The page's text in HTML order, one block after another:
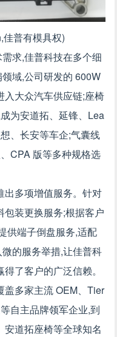
普有模具权)
求,佳普科技在多个细
域,公司研发的 600W
入大众汽车供应链;座椅
为安道拓、延锋、Lea
、长安等车企;气囊线
CPA 版等多种规格选
出多项增值服务。针对
装更换服务;根据客户
供端子倒盘服务,适配
的服务举措,让佳普科
了客户的广泛信赖。
盖多家主流 OEM、Tier
自主品牌领军企业,到
道拓座椅等全球知名